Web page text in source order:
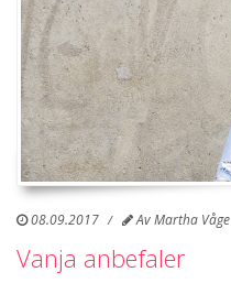
08.09.2017 AvMartha Våge
Vanja anbefaler